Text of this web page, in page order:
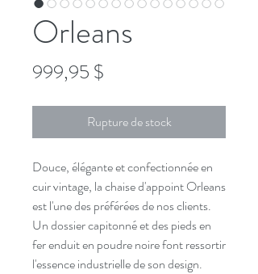
Orleans
999,95 $
Rupture de stock
Douce, élégante et confectionnée en
cuir vintage, la chaise d'appoint Orleans
est l'une des préférées de nos clients.
Un dossier capitonné et des pieds en
fer enduit en poudre noire font ressortir
l'essence industrielle de son design.